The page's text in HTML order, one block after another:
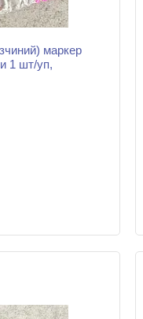
маркер
1 шт/уп,